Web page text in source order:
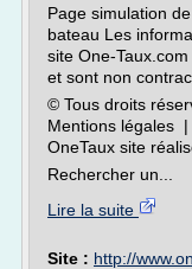
Page simulation
bateau Les
site One-
et sont non
© Tous droits
Mentions légales
OneTaux site
Rechercher un...
Lire la suite
Site : http://